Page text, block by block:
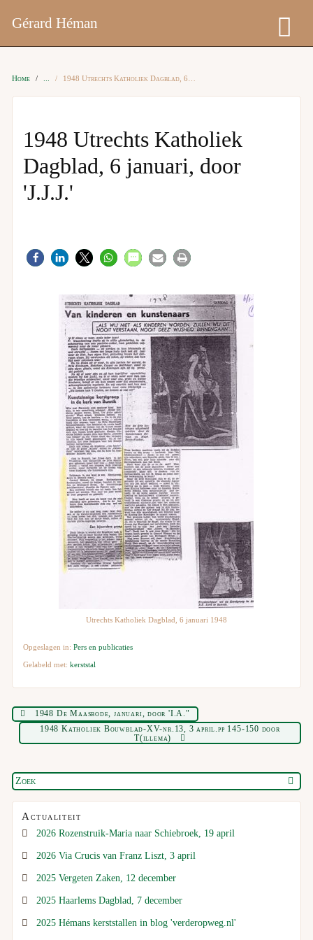
Gérard Héman
Home 1948 Utrechts Katholiek Dagblad, 6 januari, door 'J.J.J.'
1948 Utrechts Katholiek
Dagblad, 6 januari, door
'J.J.J.'
Utrechts Katholiek Dagblad, 6 januari 1948
Opgeslagen in:Pers en publicaties
Gelabeld met:kerststal
1948 De Maasbode, januari, door 'I.A."
1948 Katholiek Bouwblad-XV-nr.13, 3 april.pp 145-150 door
T(illema)
Actualiteit
2026 Rozenstruik-Maria naar Schiebroek, 19 april
2026 Via Crucis van Franz Liszt, 3 april
2025 Vergeten Zaken, 12 december
2025 Haarlems Dagblad, 7 december
2025 Hémans kerststallen in blog 'verderopweg.nl'